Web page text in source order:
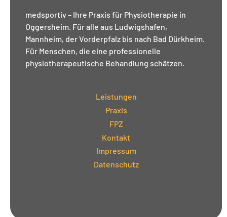
medsportiv – Ihre Praxis für Physiotherapie in
Oggersheim. Für alle aus Ludwigshafen,
Mannheim, der Vorderpfalz bis nach Bad Dürkheim.
Für Menschen, die eine professionelle
physiotherapeutische Behandlung schätzen.
Leistungen
Praxis
FPZ
Kontakt
Impressum
Datenschutz